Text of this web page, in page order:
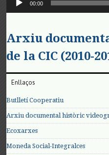
00:00
Arxiu
de la CIC (2010-
Enllaços
Butlletí Cooperatiu
Arxiu documental històric
Ecoxarxes
Moneda Social-Integralces